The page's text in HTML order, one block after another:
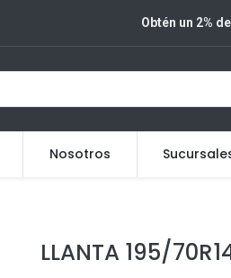
Obtén un 2%
Nosotros
LLANTA 195/